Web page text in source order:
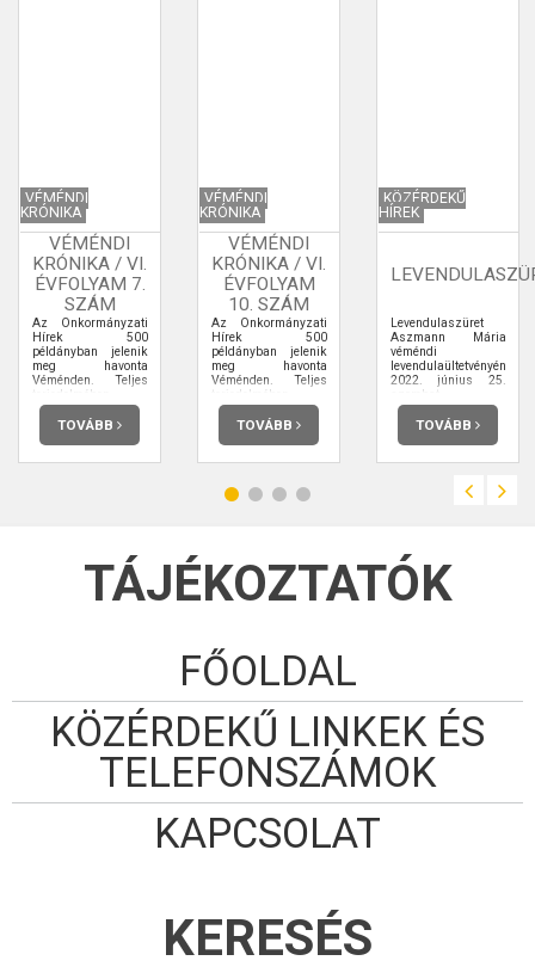
VÉMÉNDI
KRÓNIKA
VÉMÉNDI
KRÓNIKA / VI.
ÉVFOLYAM 7.
SZÁM
Az Önkormányzati
Hírek 500
példányban jelenik
meg havonta
Véménden. Teljes
terjedelmében
elolvashatja.
TOVÁBB
VÉMÉNDI
KRÓNIKA
VÉMÉNDI
KRÓNIKA / VI.
ÉVFOLYAM
10. SZÁM
Az Önkormányzati
Hírek 500
példányban jelenik
meg havonta
Véménden. Teljes
terjedelmében
elolvashatja.
TOVÁBB
KÖZÉRDEKŰ
HÍREK
Levendulaszüret
Aszmann Mária
véméndi
levendulaültetvényén
2022. június 25.
szombat
TOVÁBB
TÁJÉKOZTATÓK
FŐOLDAL
KÖZÉRDEKŰ LINKEK ÉS
TELEFONSZÁMOK
KAPCSOLAT
KERESÉS